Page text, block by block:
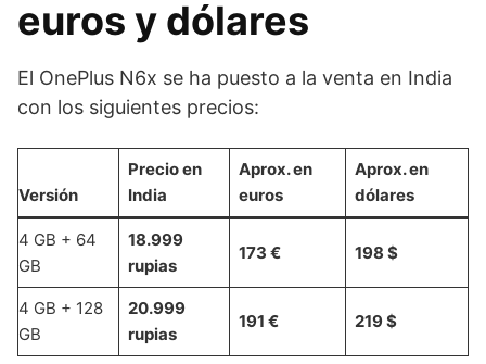
euros y dólares
El OnePlus N6x se ha puesto a la venta en India
con los siguientes precios:
Versión
Precio en
India
Aprox. en
euros
Aprox. en
dólares
4 GB + 64
GB
18.999
rupias
173 € 198 $
4 GB + 128
GB
20.999
rupias
191 € 219 $